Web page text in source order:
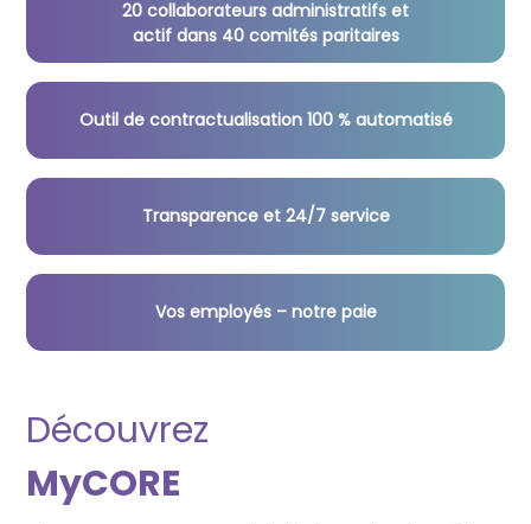
20 collaborateurs administratifs et
actif dans 40 comités paritaires
Outil de contractualisation 100 % automatisé
Transparence et 24/7 service
Vos employés – notre paie
Découvrez
MyCORE